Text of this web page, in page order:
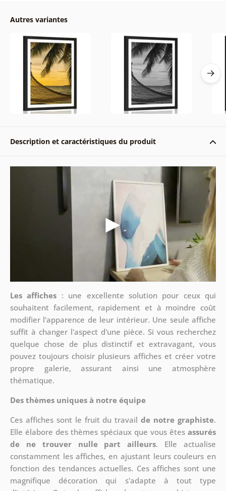
Autres variantes
Description et caractéristiques du produit
Les affiches : une excellente solution pour ceux qui
souhaitent facilement, rapidement et à moindre coût
modifier l'apparence de leur intérieur. Une seule affiche
suffit à changer l'aspect d'une pièce. Si vous recherchez
quelque chose de plus distinctif et extravagant, vous
pouvez toujours choisir plusieurs affiches et créer votre
propre galerie, assurant ainsi une atmosphère
thématique.
Des thèmes uniques à notre équipe
Ces affiches sont le fruit du travail de notre graphiste.
Elle élabore des thèmes spéciaux que vous êtesassurés
de ne trouver nulle part ailleurs. Elle actualise
constamment les affiches, en ajustant leurs couleurs en
fonction des tendances actuelles. Ces affiches sont une
magnifique décoration qui s'adapte à tout type